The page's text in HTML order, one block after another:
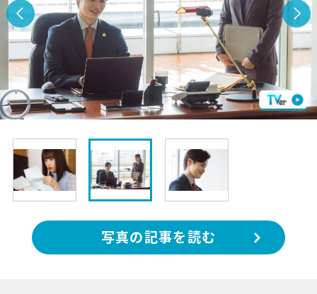
写真の記事を読む